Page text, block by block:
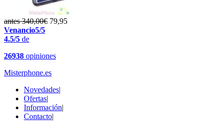
antes 340,00€ 79,95
Venancio5/5
4.5/5 de
26938 opiniones
Misterphone.es
Novedades|
Ofertas|
Información|
Contacto|